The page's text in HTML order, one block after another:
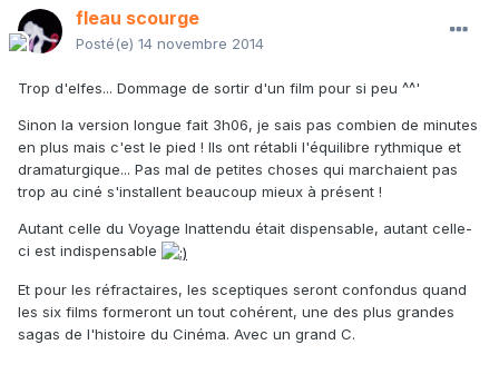
fleau scourge
Posté(e) 14 novembre 2014
Trop d'elfes... Dommage de sortir d'un film pour si peu ^^'
Sinon la version longue fait 3h06, je sais pas combien de minutes
en plus mais c'est le pied ! Ils ont rétabli l'équilibre rythmique et
dramaturgique... Pas mal de petites choses qui marchaient pas
trop au ciné s'installent beaucoup mieux à présent !
Autant celle du Voyage Inattendu était dispensable, autant celle-
ci est indispensable
Et pour les réfractaires, les sceptiques seront confondus quand
les six films formeront un tout cohérent, une des plus grandes
sagas de l'histoire du Cinéma. Avec un grand C.